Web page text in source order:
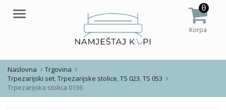
Meni
0
Korpa
Naslovna
Trgovina
Trpezarijski set,Trpezarijske stolice,TS 023,TS 053
Trpezarijska stolica 0136